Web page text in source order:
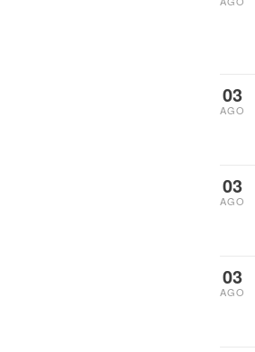
03
AGO
03
AGO
03
AGO